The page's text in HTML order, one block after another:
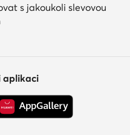
s jakoukoli slevovou
aplikaci